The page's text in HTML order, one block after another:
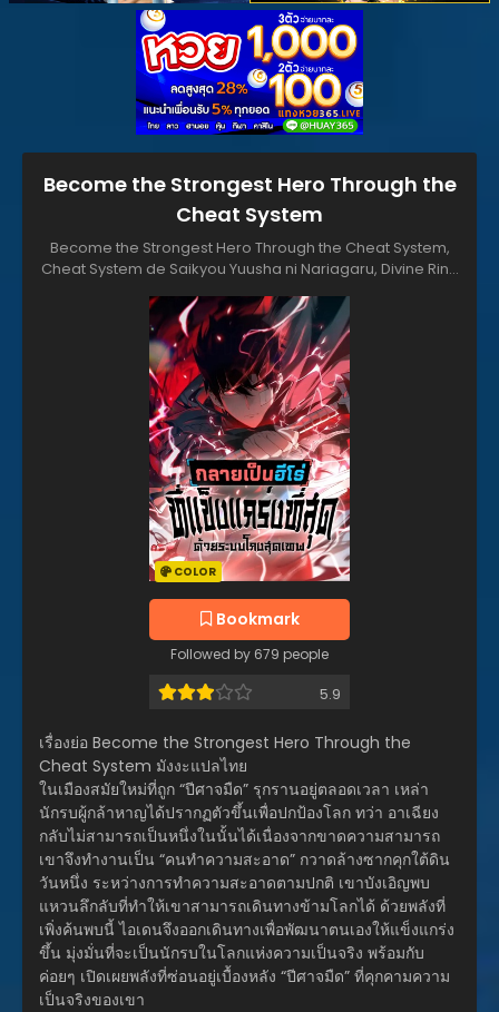
Become the Strongest Hero Through the
Cheat System
Become the Strongest Hero Through the Cheat System,
Cheat System de Saikyou Yuusha ni Nariagaru, Divine Ring
Ring's Champion Unleashed in Another World, 《神戒降
临：最强异世界》, チートシステムで最強勇者に成り上がる, 神戒
降临，最强异世界, 神戒降临：最强异世界, The Divine Ring
Descends: The Strongest Otherworld
COLOR
Bookmark
Followed by 679 people
5.9
เรื่องย่อ Become the Strongest Hero Through the
Cheat System มังงะแปลไทย
ในเมืองสมัยใหม่ที่ถูก “ปีศาจมืด” รุกรานอยู่ตลอดเวลา เหล่า
นักรบผู้กล้าหาญได้ปรากฏตัวขึ้นเพื่อปกป้องโลก ทว่า อาเฉียง
กลับไม่สามารถเป็นหนึ่งในนั้นได้เนื่องจากขาดความสามารถ
เขาจึงทำงานเป็น “คนทำความสะอาด” กวาดล้างซากคุกใต้ดิน
วันหนึ่ง ระหว่างการทำความสะอาดตามปกติ เขาบังเอิญพบ
แหวนลึกลับที่ทำให้เขาสามารถเดินทางข้ามโลกได้ ด้วยพลังที่
เพิ่งค้นพบนี้ ไอเดนจึงออกเดินทางเพื่อพัฒนาตนเองให้แข็งแกร่ง
ขึ้น มุ่งมั่นที่จะเป็นนักรบในโลกแห่งความเป็นจริง พร้อมกับ
ค่อยๆ เปิดเผยพลังที่ซ่อนอยู่เบื้องหลัง “ปีศาจมืด” ที่คุกคามความ
เป็นจริงของเขา